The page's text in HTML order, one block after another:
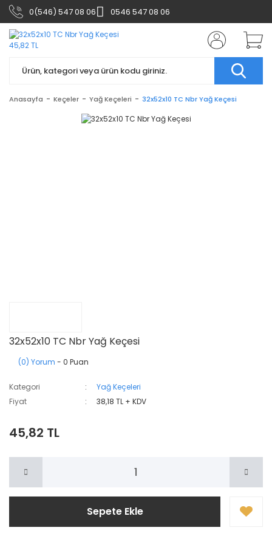
0(546) 547 08 06 0546 547 08 06
Anasayfa Keçeler Yağ Keçeleri 32x52x10 TC Nbr Yağ Keçesi
32x52x10 TC Nbr Yağ Keçesi
(0) Yorum - 0 Puan
Kategori
Yağ Keçeleri
Fiyat
38,18 TL + KDV
45,82 TL
Sepete Ekle